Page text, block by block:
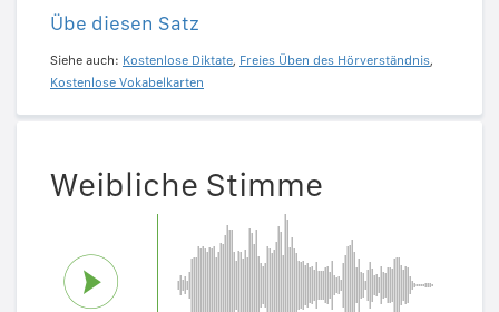
Übe diesen Satz
Siehe auch: Kostenlose Diktate, Freies Üben des Hörverständnis,
Kostenlose Vokabelkarten
Weibliche Stimme